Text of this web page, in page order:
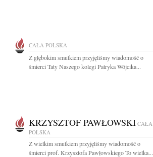
CAŁA POLSKA
Z głębokim smutkiem przyjęliśmy wiadomość o
śmierci Taty Naszego kolegi Patryka Wójcika...
KRZYSZTOF PAWŁOWSKI CAŁA
POLSKA
Z wielkim smutkiem przyjęliśmy wiadomość o
śmierci prof. Krzysztofa Pawłowskiego To wielka...